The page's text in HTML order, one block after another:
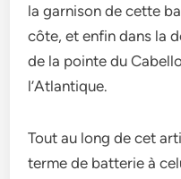
la garnison de cette
côte, et enfin dans la
de la pointe du
l’Atlantique.
Tout au long de cet
terme de batterie à